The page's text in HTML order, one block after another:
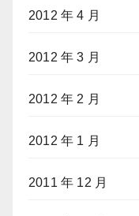
2012 年 4 月
2012 年 3 月
2012 年 2 月
2012 年 1 月
2011 年 12 月